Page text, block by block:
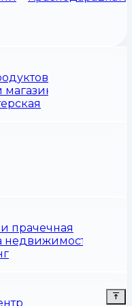
прачечная
недвижимости